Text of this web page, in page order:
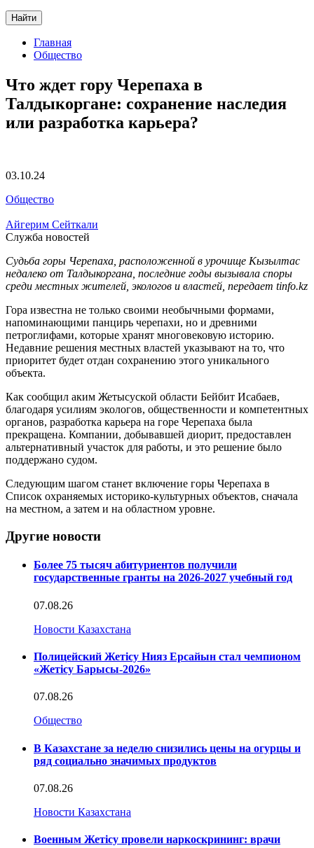
Найти
Главная
Общество
Что ждет гору Черепаха в
Талдыкоргане: сохранение наследия
или разработка карьера?
03.10.24
Общество
Айгерим Сейткали
Служба новостей
Судьба горы Черепаха, расположенной в урочище Кызылтас
недалеко от Талдыкоргана, последние годы вызывала споры
среди местных жителей, экологов и властей, передает tinfo.kz
Гора известна не только своими необычными формами,
напоминающими панцирь черепахи, но и древними
петроглифами, которые хранят многовековую историю.
Недавние решения местных властей указывают на то, что
приоритет будет отдан сохранению этого уникального
объекта.
Как сообщил аким Жетысуской области Бейбит Исабаев,
благодаря усилиям экологов, общественности и компетентных
органов, разработка карьера на горе Черепаха была
прекращена. Компании, добывавшей диорит, предоставлен
альтернативный участок для работы, и это решение было
поддержано судом.
Следующим шагом станет включение горы Черепаха в
Список охраняемых историко-культурных объектов, сначала
на местном, а затем и на областном уровне.
Другие новости
Более 75 тысяч абитуриентов получили
государственные гранты на 2026-2027 учебный год
07.08.26
Новости Казахстана
Полицейский Жетісу Нияз Ерсайын стал чемпионом
«Жетісу Барысы-2026»
07.08.26
Общество
В Казахстане за неделю снизились цены на огурцы и
ряд социально значимых продуктов
07.08.26
Новости Казахстана
Военным Жетісу провели наркоскрининг: врачи